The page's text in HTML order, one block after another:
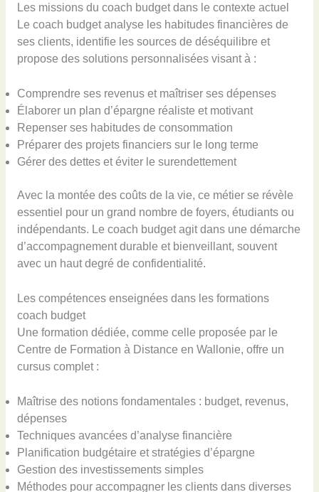
Les missions du coach budget dans le contexte actuel
Le coach budget analyse les habitudes financières de
ses clients, identifie les sources de déséquilibre et
propose des solutions personnalisées visant à :
Comprendre ses revenus et maîtriser ses dépenses
Élaborer un plan d’épargne réaliste et motivant
Repenser ses habitudes de consommation
Préparer des projets financiers sur le long terme
Gérer des dettes et éviter le surendettement
Avec la montée des coûts de la vie, ce métier se révèle
essentiel pour un grand nombre de foyers, étudiants ou
indépendants. Le coach budget agit dans une démarche
d’accompagnement durable et bienveillant, souvent
avec un haut degré de confidentialité.
Les compétences enseignées dans les formations
coach budget
Une formation dédiée, comme celle proposée par le
Centre de Formation à Distance en Wallonie, offre un
cursus complet :
Maîtrise des notions fondamentales : budget, revenus,
dépenses
Techniques avancées d’analyse financière
Planification budgétaire et stratégies d’épargne
Gestion des investissements simples
Méthodes pour accompagner les clients dans diverses